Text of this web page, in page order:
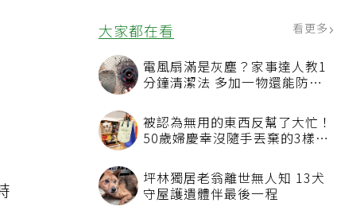
大家都在看
電風扇滿是灰塵？家事達人教1
被認為無用的東西反幫了大忙！
50歲婦慶幸沒隨手丟棄的3樣物
坪林獨居老翁離世無人知 13犬
守屋護遺體伴最後一程